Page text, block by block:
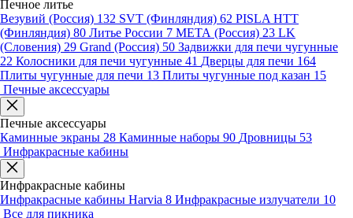
Печное литье
Везувий (Россия) 132 SVT (Финляндия) 62 PISLA HTT
(Финляндия) 80 Литье России 7 МЕТА (Россия) 23 LK
(Словения) 29 Grand (Россия) 50 Задвижки для печи чугунные
22 Колосники для печи чугунные 41 Дверцы для печи 164
Плиты чугунные для печи 13 Плиты чугунные под казан 15
Печные аксессуары
Печные аксессуары
Каминные экраны 28 Каминные наборы 90 Дровницы 53
Инфракрасные кабины
Инфракрасные кабины
Инфракрасные кабины Harvia 8 Инфракрасные излучатели 10
Все для пикника